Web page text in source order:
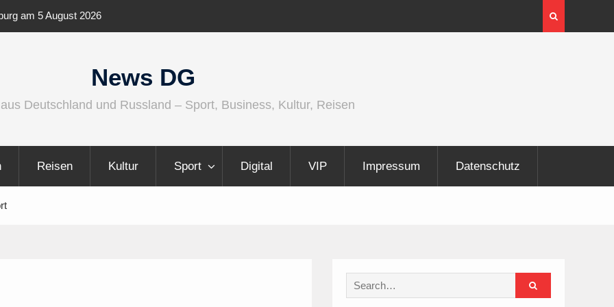
am 5 August 2026
vielfältiger
News DG
Deutschland und Russland – Sport, Business, Kultur, Reisen
Reisen Kultur Sport Digital VIP Impressum Datenschutz
Search
for: